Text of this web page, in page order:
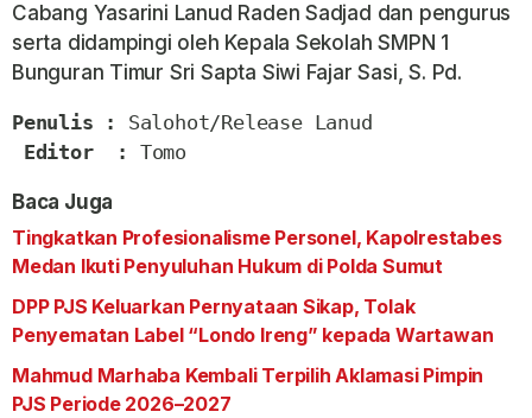
Cabang Yasarini Lanud Raden Sadjad dan pengurus
serta didampingi oleh Kepala Sekolah SMPN 1
Bunguran Timur Sri Sapta Siwi Fajar Sasi, S. Pd.
Penulis :
Salohot/Release Lanud
Editor  :
Tomo
Baca Juga
Tingkatkan Profesionalisme Personel, Kapolrestabes
Medan Ikuti Penyuluhan Hukum di Polda Sumut
DPP PJS Keluarkan Pernyataan Sikap, Tolak
Penyematan Label “Londo Ireng” kepada Wartawan
Mahmud Marhaba Kembali Terpilih Aklamasi Pimpin
PJS Periode 2026–2027